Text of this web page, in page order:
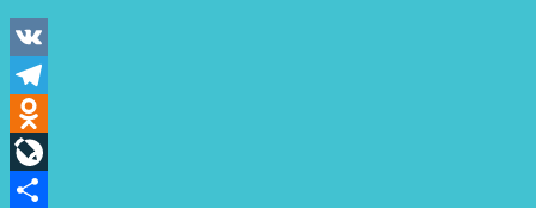
VK
Telegram
Odnoklassniki
LiveJournal